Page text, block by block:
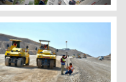
الصحافة الإماراتية تفرد